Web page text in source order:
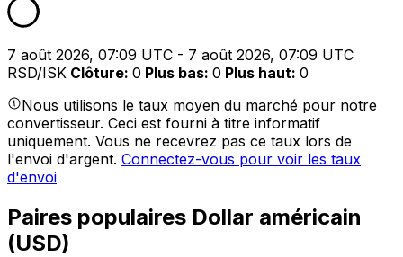
7 août 2026, 07:09 UTC - 7 août 2026, 07:09 UTC
RSD/ISK Clôture: 0 Plus bas: 0 Plus haut: 0
Nous utilisons le taux moyen du marché pour notre
convertisseur. Ceci est fourni à titre informatif
uniquement. Vous ne recevrez pas ce taux lors de
l'envoi d'argent. Connectez-vous pour voir les taux
d'envoi
Paires populaires Dollar américain
(USD)